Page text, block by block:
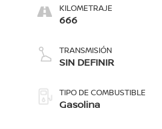
KILOMETRAJE
666
TRANSMISIÓN
SIN DEFINIR
TIPO DE COMBUSTIBLE
Gasolina